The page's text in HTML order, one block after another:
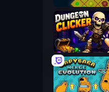
Farm Drones
Dungeon Clicker